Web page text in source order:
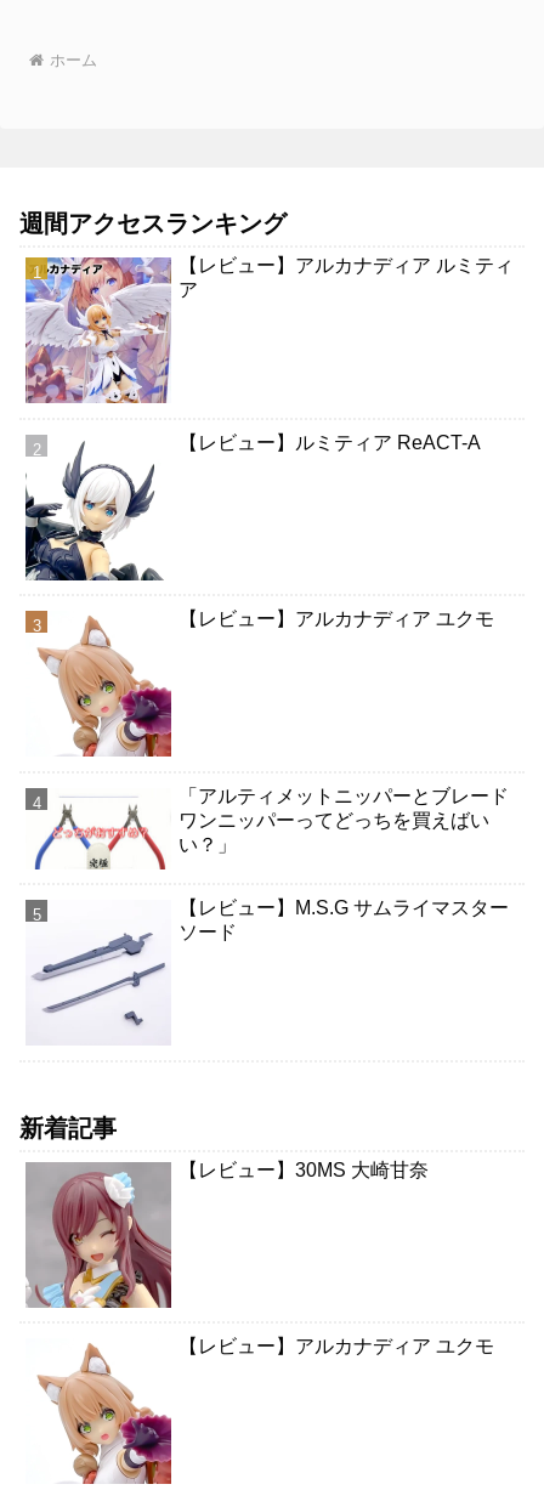
ホーム
週間アクセスランキング
【レビュー】アルカナディア ルミティ
ア
【レビュー】ルミティア ReACT-A
【レビュー】アルカナディア ユクモ
「アルティメットニッパーとブレード
ワンニッパーってどっちを買えばい
い？」
【レビュー】M.S.G サムライマスター
ソード
新着記事
【レビュー】30MS 大崎甘奈
【レビュー】アルカナディア ユクモ